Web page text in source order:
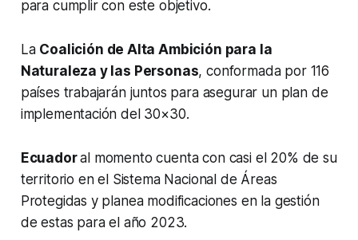
para cumplir con este objetivo.
La Coalición de Alta Ambición para la
Naturaleza y las Personas, conformada por 116
países trabajarán juntos para asegurar un plan de
implementación del 30×30.
Ecuadoral momento cuenta con casi el 20% de su
territorio en el Sistema Nacional de Áreas
Protegidas y planea modificaciones en la gestión
de estas para el año 2023.